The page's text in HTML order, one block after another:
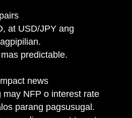
at USD/JPY ang
predictable.
news
NFP o interest rate
parang pagsusugal.